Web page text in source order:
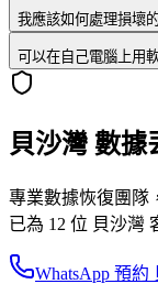
我應該如何處理損壞
可以在自己電腦上用
貝沙灣 數據
專業數據恢復團隊
已為 12 位 貝沙灣
WhatsApp 預